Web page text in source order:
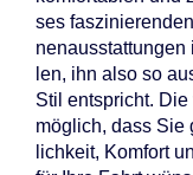
ses
len, ihn also so
Stil ent­spricht.
mög­lich, dass
lich­keit, Kom­fort